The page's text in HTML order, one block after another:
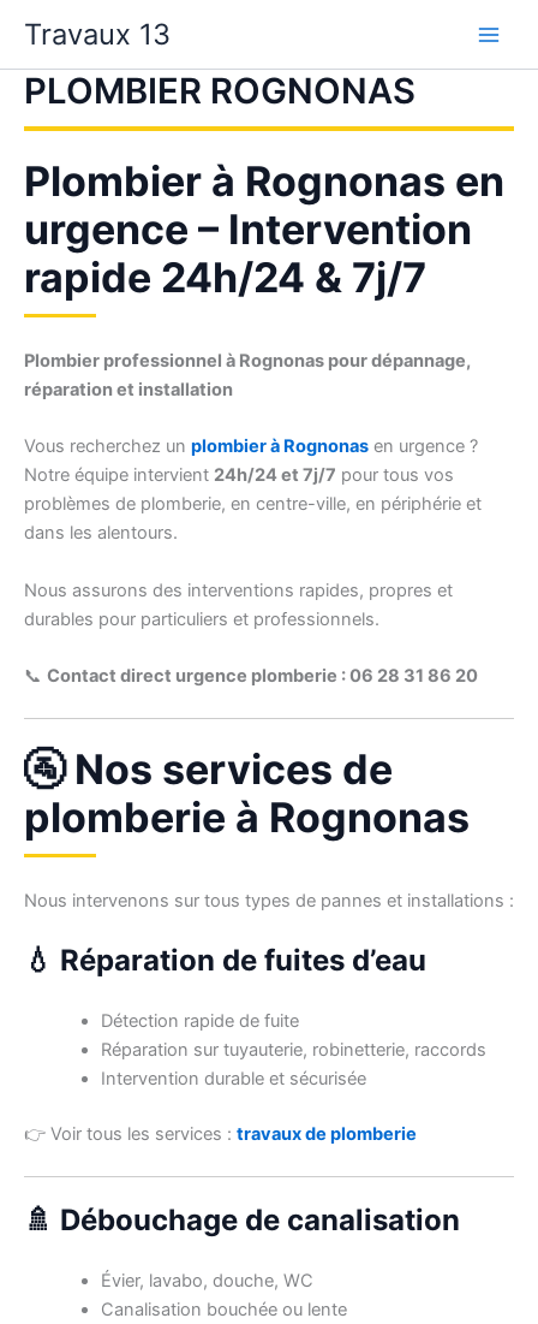
contenu
Travaux 13
PLOMBIER ROGNONAS
Plombier à Rognonas en
urgence – Intervention
rapide 24h/24 & 7j/7
Plombier professionnel à Rognonas pour dépannage,
réparation et installation
Vous recherchez un plombier à Rognonas en urgence ?
Notre équipe intervient 24h/24 et 7j/7 pour tous vos
problèmes de plomberie, en centre-ville, en périphérie et
dans les alentours.
Nous assurons des interventions rapides, propres et
durables pour particuliers et professionnels.
📞 Contact direct urgence plomberie : 06 28 31 86 20
🚰 Nos services de
plomberie à Rognonas
Nous intervenons sur tous types de pannes et installations :
💧 Réparation de fuites d’eau
Détection rapide de fuite
Réparation sur tuyauterie, robinetterie, raccords
Intervention durable et sécurisée
👉 Voir tous les services : travaux de plomberie
🚿 Débouchage de canalisation
Évier, lavabo, douche, WC
Canalisation bouchée ou lente